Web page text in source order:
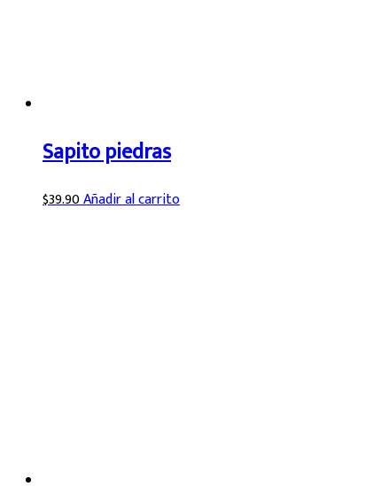
Sapito piedras
$39.90Añadir al carrito